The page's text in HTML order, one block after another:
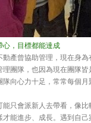
心，目標都能達成
動產曾協助管理，現在身
理團隊，也因為現在團隊
隊向心力十足，常常每個月
能只會派新人去帶看，像
才能進步、成長。遇到自